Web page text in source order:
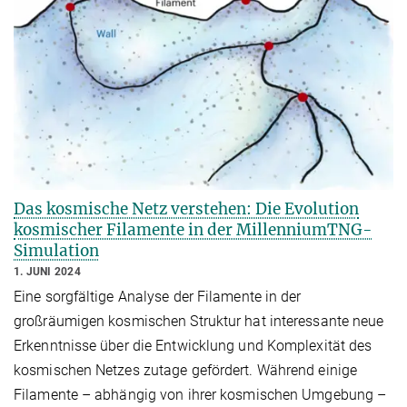
Das kosmische Netz verstehen: Die Evolution
kosmischer Filamente in der MillenniumTNG-
Simulation
1. JUNI 2024
Eine sorgfältige Analyse der Filamente in der
großräumigen kosmischen Struktur hat interessante neue
Erkenntnisse über die Entwicklung und Komplexität des
kosmischen Netzes zutage gefördert. Während einige
Filamente – abhängig von ihrer kosmischen Umgebung –